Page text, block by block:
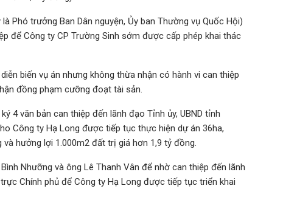
Phó trưởng Ban Dân nguyện, Ủy ban Thường vụ Quốc Hội)
để Công ty CP Trường Sinh sớm được cấp phép khai thác
biến vụ án nhưng không thừa nhận có hành vi can thiệp
đồng phạm cưỡng đoạt tài sản.
4 văn bản can thiệp đến lãnh đạo Tỉnh ủy, UBND tỉnh
Công ty Hạ Long được tiếp tục thực hiện dự án 36ha,
hưởng lợi 1.000m2 đất trị giá hơn 1,9 tỷ đồng.
Nhưỡng và ông Lê Thanh Vân để nhờ can thiệp đến lãnh
Chính phủ để Công ty Hạ Long được tiếp tục triển khai